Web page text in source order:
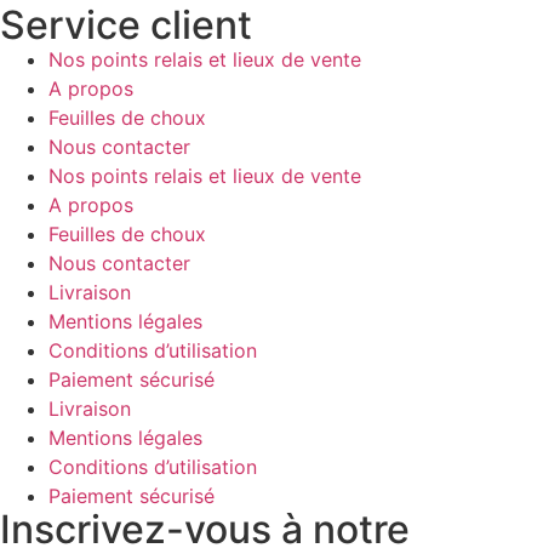
Service client
Nos points relais et lieux de vente
A propos
Feuilles de choux
Nous contacter
Nos points relais et lieux de vente
A propos
Feuilles de choux
Nous contacter
Livraison
Mentions légales
Conditions d’utilisation
Paiement sécurisé
Livraison
Mentions légales
Conditions d’utilisation
Paiement sécurisé
Inscrivez-vous à notre